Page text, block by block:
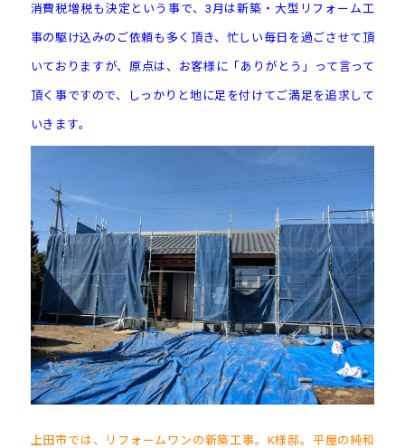
消費税増税も決定という事で、3月は新築・大型リフォーム工
事の駆け込みのご依頼も多く頂き、忙しい毎日を過ごさせて頂
いておりますが、原点は、お客様に「ありがとう」って言って
頂く事ですので、しっかりと地に足を付けてご満足を追求して
いきます。
上田市では、リフォームワンの新築工事。K様邸。平屋の純和